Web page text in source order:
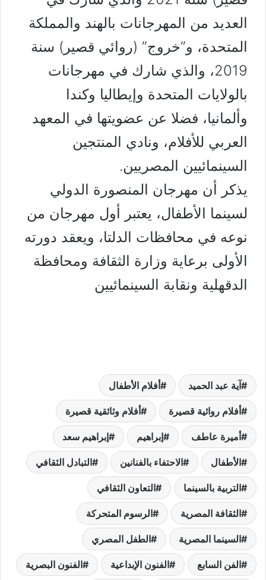
العديد من المهرجانات بالهند والمملكة
المتحدة، و”خروج” (روائي قصير) سنة
2019، والذي شارك في مهرجانات
بالولايات المتحدة وإيطاليا وكندا
وألمانيا، فضلا عن عضويتها في المعهد
العربي للأفلام، ونادي المنتجين
السينمائيين المصريين.
يذكر أن مهرجان المنصورة الدولي
لسينما الأطفال، يعتبر أول مهرجان من
نوعه في محافظات الدلتا، ويعقد دورته
الأولى برعاية وزارة الثقافة ومحافظة
الدقهلية ونقابة السينمائيين
آية عبد الحميد أفلام الأطفال
أفلام روائية قصيرة أفلام وثائقية قصيرة
أميرة عاطف إبراهيم إبراهيم سعد
الأطفال الاحتفاء بالفنانين التبادل الثقافي
التربية بالسينما التعاون الثقافي
الثقافة المصرية الرسوم المتحركة
السينما المصرية الطفل المصري
الفن السابع الفنون الإبداعية الفنون البصرية